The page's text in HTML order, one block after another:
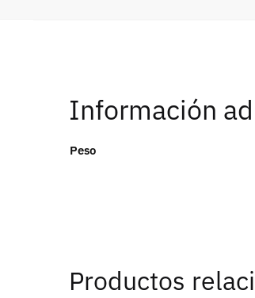
Información
Peso
Productos